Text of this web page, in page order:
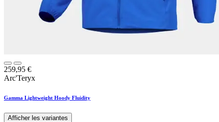
259,95 €
Arc'Teryx
Gamma Lightweight Hoody Fluidity
Afficher les variantes